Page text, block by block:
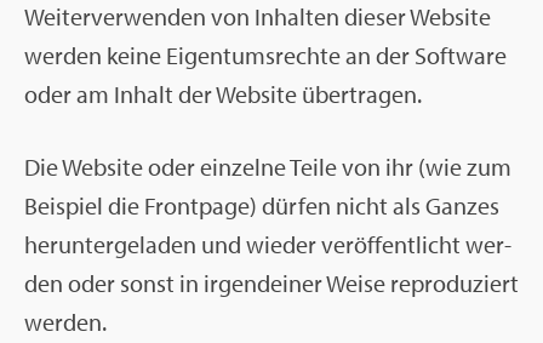
Wei­ter­ver­wen­den von In­hal­ten die­ser Web­site
wer­den keine Ei­gen­tums­rech­te an der Soft­ware
oder am In­halt der Web­site über­tra­gen.
Die Web­site oder ein­zel­ne Teile von ihr (wie zum
Bei­spiel die Front­pa­ge) dür­fen nicht als Gan­zes
her­un­ter­ge­la­den und wie­der ver­öf­fent­licht wer­
den oder sonst in ir­gend­ei­ner Weise re­pro­du­ziert
wer­den.